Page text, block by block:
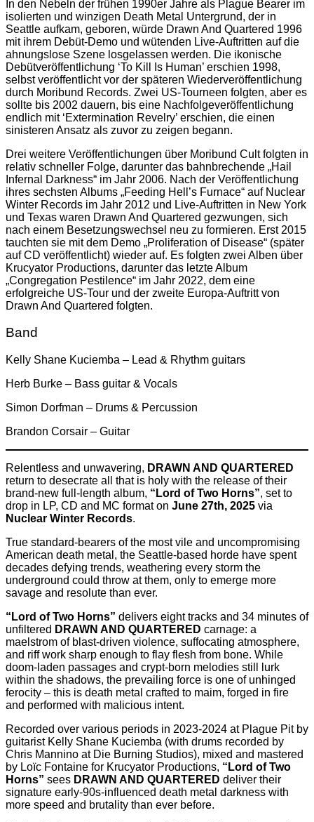
In den Nebeln der frühen 1990er Jahre als Plague Bearer im
isolierten und winzigen Death Metal Untergrund, der in
Seattle aufkam, geboren, würde Drawn And Quartered 1996
mit ihrem Debüt-Demo und wütenden Live-Auftritten auf die
ahnungslose Szene losgelassen werden. Die ikonische
Debütveröffentlichung ‘To Kill Is Human’ erschien 1998,
selbst veröffentlicht vor der späteren Wiederveröffentlichung
durch Moribund Records. Zwei US-Tourneen folgten, aber es
sollte bis 2002 dauern, bis eine Nachfolgeveröffentlichung
endlich mit ‘Extermination Revelry’ erschien, die einen
sinisteren Ansatz als zuvor zu zeigen begann.
Drei weitere Veröffentlichungen über Moribund Cult folgten in
relativ schneller Folge, darunter das bahnbrechende „Hail
Infernal Darkness“ im Jahr 2006. Nach der Veröffentlichung
ihres sechsten Albums „Feeding Hell’s Furnace“ auf Nuclear
Winter Records im Jahr 2012 und Live-Auftritten in New York
und Texas waren Drawn And Quartered gezwungen, sich
nach einem Besetzungswechsel neu zu formieren. Erst 2015
tauchten sie mit dem Demo „Proliferation of Disease“ (später
auf CD veröffentlicht) wieder auf. Es folgten zwei Alben über
Krucyator Productions, darunter das letzte Album
„Congregation Pestilence“ im Jahr 2022, dem eine
erfolgreiche US-Tour und der zweite Europa-Auftritt von
Drawn And Quartered folgten.
Band
Kelly Shane Kuciemba – Lead & Rhythm guitars
Herb Burke – Bass guitar & Vocals
Simon Dorfman – Drums & Percussion
Brandon Corsair – Guitar
Relentless and unwavering, DRAWN AND QUARTERED
return to desecrate all that is holy with the release of their
brand-new full-length album, “Lord of Two Horns”, set to
drop in LP, CD and MC format on June 27th, 2025 via
Nuclear Winter Records.
True standard-bearers of the most vile and uncompromising
American death metal, the Seattle-based horde have spent
decades defying trends, weathering every storm the
underground could throw at them, only to emerge more
savage and resolute than ever.
“Lord of Two Horns” delivers eight tracks and 34 minutes of
unfiltered DRAWN AND QUARTERED carnage: a
maelstrom of blast-driven violence, suffocating atmosphere,
and riff work sharp enough to flay flesh from bone. While
doom-laden passages and crypt-born melodies still lurk
within the shadows, the prevailing force is one of unhinged
ferocity – this is death metal crafted to maim, forged in fire
and performed with malicious intent.
Recorded over various periods in 2023-2024 at Plague Pit by
guitarist Kelly Shane Kuciemba (with drums recorded by
Chris Mannino at Die Burning Studios), mixed and mastered
by Loïc Fontaine for Krucyator Productions, “Lord of Two
Horns” sees DRAWN AND QUARTERED deliver their
signature early-90s-influenced death metal darkness with
more speed and brutality than ever before.